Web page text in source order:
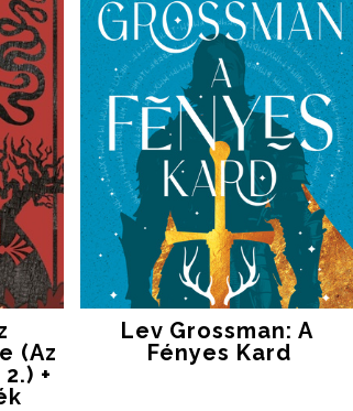
(Az
+
Lev Grossman: A ​
Fényes Kard